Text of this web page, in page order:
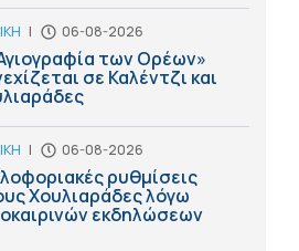
| 06-08-2026
των Ορέων»
σε Καλέντζι και
| 06-08-2026
ρυθμίσεις
Χουλιαράδες λόγω
εκδηλώσεων